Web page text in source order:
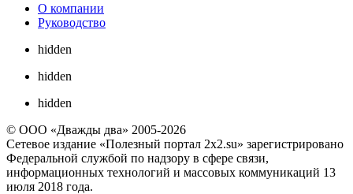
О компании
Руководство
hidden
hidden
hidden
© ООО «Дважды два» 2005-2026
Сетевое издание «Полезный портал 2x2.su» зарегистрировано
Федеральной службой по надзору в сфере связи,
информационных технологий и массовых коммуникаций 13
июля 2018 года.